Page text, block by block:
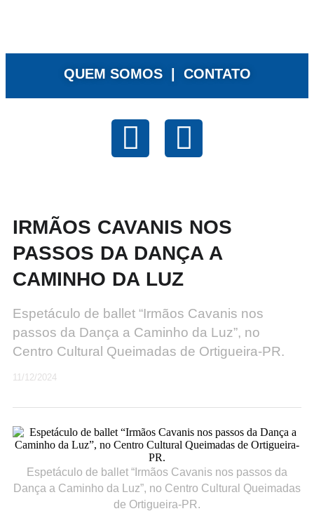
QUEM SOMOS | CONTATO
IRMÃOS CAVANIS NOS
PASSOS DA DANÇA A
CAMINHO DA LUZ
Espetáculo de ballet “Irmãos Cavanis nos
passos da Dança a Caminho da Luz”, no
Centro Cultural Queimadas de Ortigueira-PR.
11/12/2024
Espetáculo de ballet “Irmãos Cavanis nos passos da
Dança a Caminho da Luz”, no Centro Cultural Queimadas
de Ortigueira-PR.